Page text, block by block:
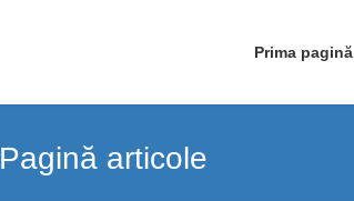
Prima pagină
Pagină articole